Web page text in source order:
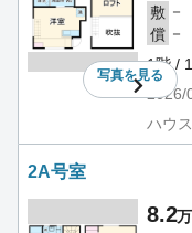
写真を見る
敷 －
償 －
1階 /
2026/
ハウ
2A号室
8.2